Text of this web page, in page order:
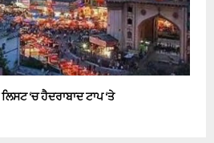
‘ਚ ਹੈਦਰਾਬਾਦ ਟਾਪ ‘ਤੇ